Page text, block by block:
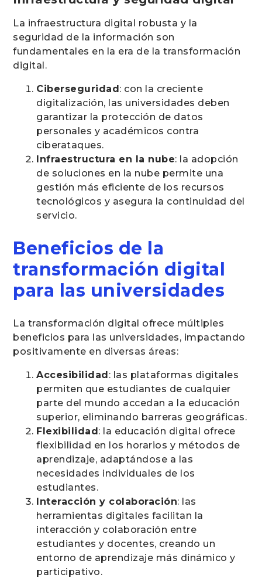
La infraestructura digital robusta y la
seguridad de la información son
fundamentales en la era de la transformación
digital.
Ciberseguridad: con la creciente
digitalización, las universidades deben
garantizar la protección de datos
personales y académicos contra
ciberataques.
Infraestructura en la nube: la adopción
de soluciones en la nube permite una
gestión más eficiente de los recursos
tecnológicos y asegura la continuidad del
servicio.
Beneficios de la
transformación digital
para las universidades
La transformación digital ofrece múltiples
beneficios para las universidades, impactando
positivamente en diversas áreas:
Accesibilidad: las plataformas digitales
permiten que estudiantes de cualquier
parte del mundo accedan a la educación
superior, eliminando barreras geográficas.
Flexibilidad: la educación digital ofrece
flexibilidad en los horarios y métodos de
aprendizaje, adaptándose a las
necesidades individuales de los
estudiantes.
Interacción y colaboración: las
herramientas digitales facilitan la
interacción y colaboración entre
estudiantes y docentes, creando un
entorno de aprendizaje más dinámico y
participativo.